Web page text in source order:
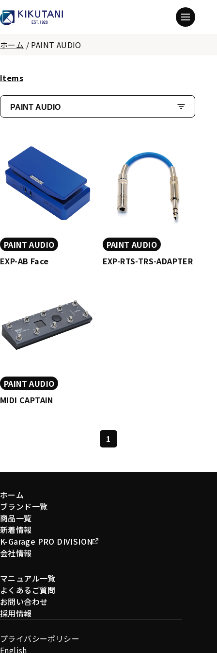
ホーム / PAINT AUDIO
Items
PAINT AUDIO
PAINT AUDIO
EXP-AB Face
PAINT AUDIO
EXP-RTS-TRS-ADAPTER
PAINT AUDIO
MIDI CAPTAIN
1
ホーム
ブランド一覧
商品一覧
新着情報
K-Garage PRO DIVISION
会社情報
マニュアル一覧
よくあるご質問
お問い合わせ
採用情報
プライバシーポリシー
English